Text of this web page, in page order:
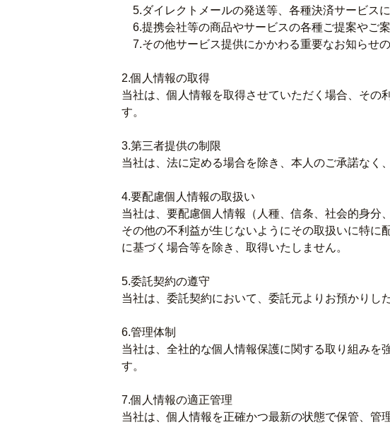
5.ダイレクトメールの発送等、各種決済サービス
6.提携会社等の商品やサービスの各種ご提案やご
7.その他サービス提供にかかわる重要なお知らせ
2.個人情報の取得
当社は、個人情報を取得させていただく場合、その
す。
3.第三者提供の制限
当社は、法に定める場合を除き、本人のご承諾なく
4.要配慮個人情報の取扱い
当社は、要配慮個人情報（人種、信条、社会的身分
その他の不利益が生じないようにその取扱いに特
に基づく場合等を除き、取得いたしません。
5.委託契約の遵守
当社は、委託契約において、委託元よりお預かりし
6.管理体制
当社は、全社的な個人情報保護に関する取り組みを
す。
7.個人情報の適正管理
当社は、個人情報を正確かつ最新の状態で保管、